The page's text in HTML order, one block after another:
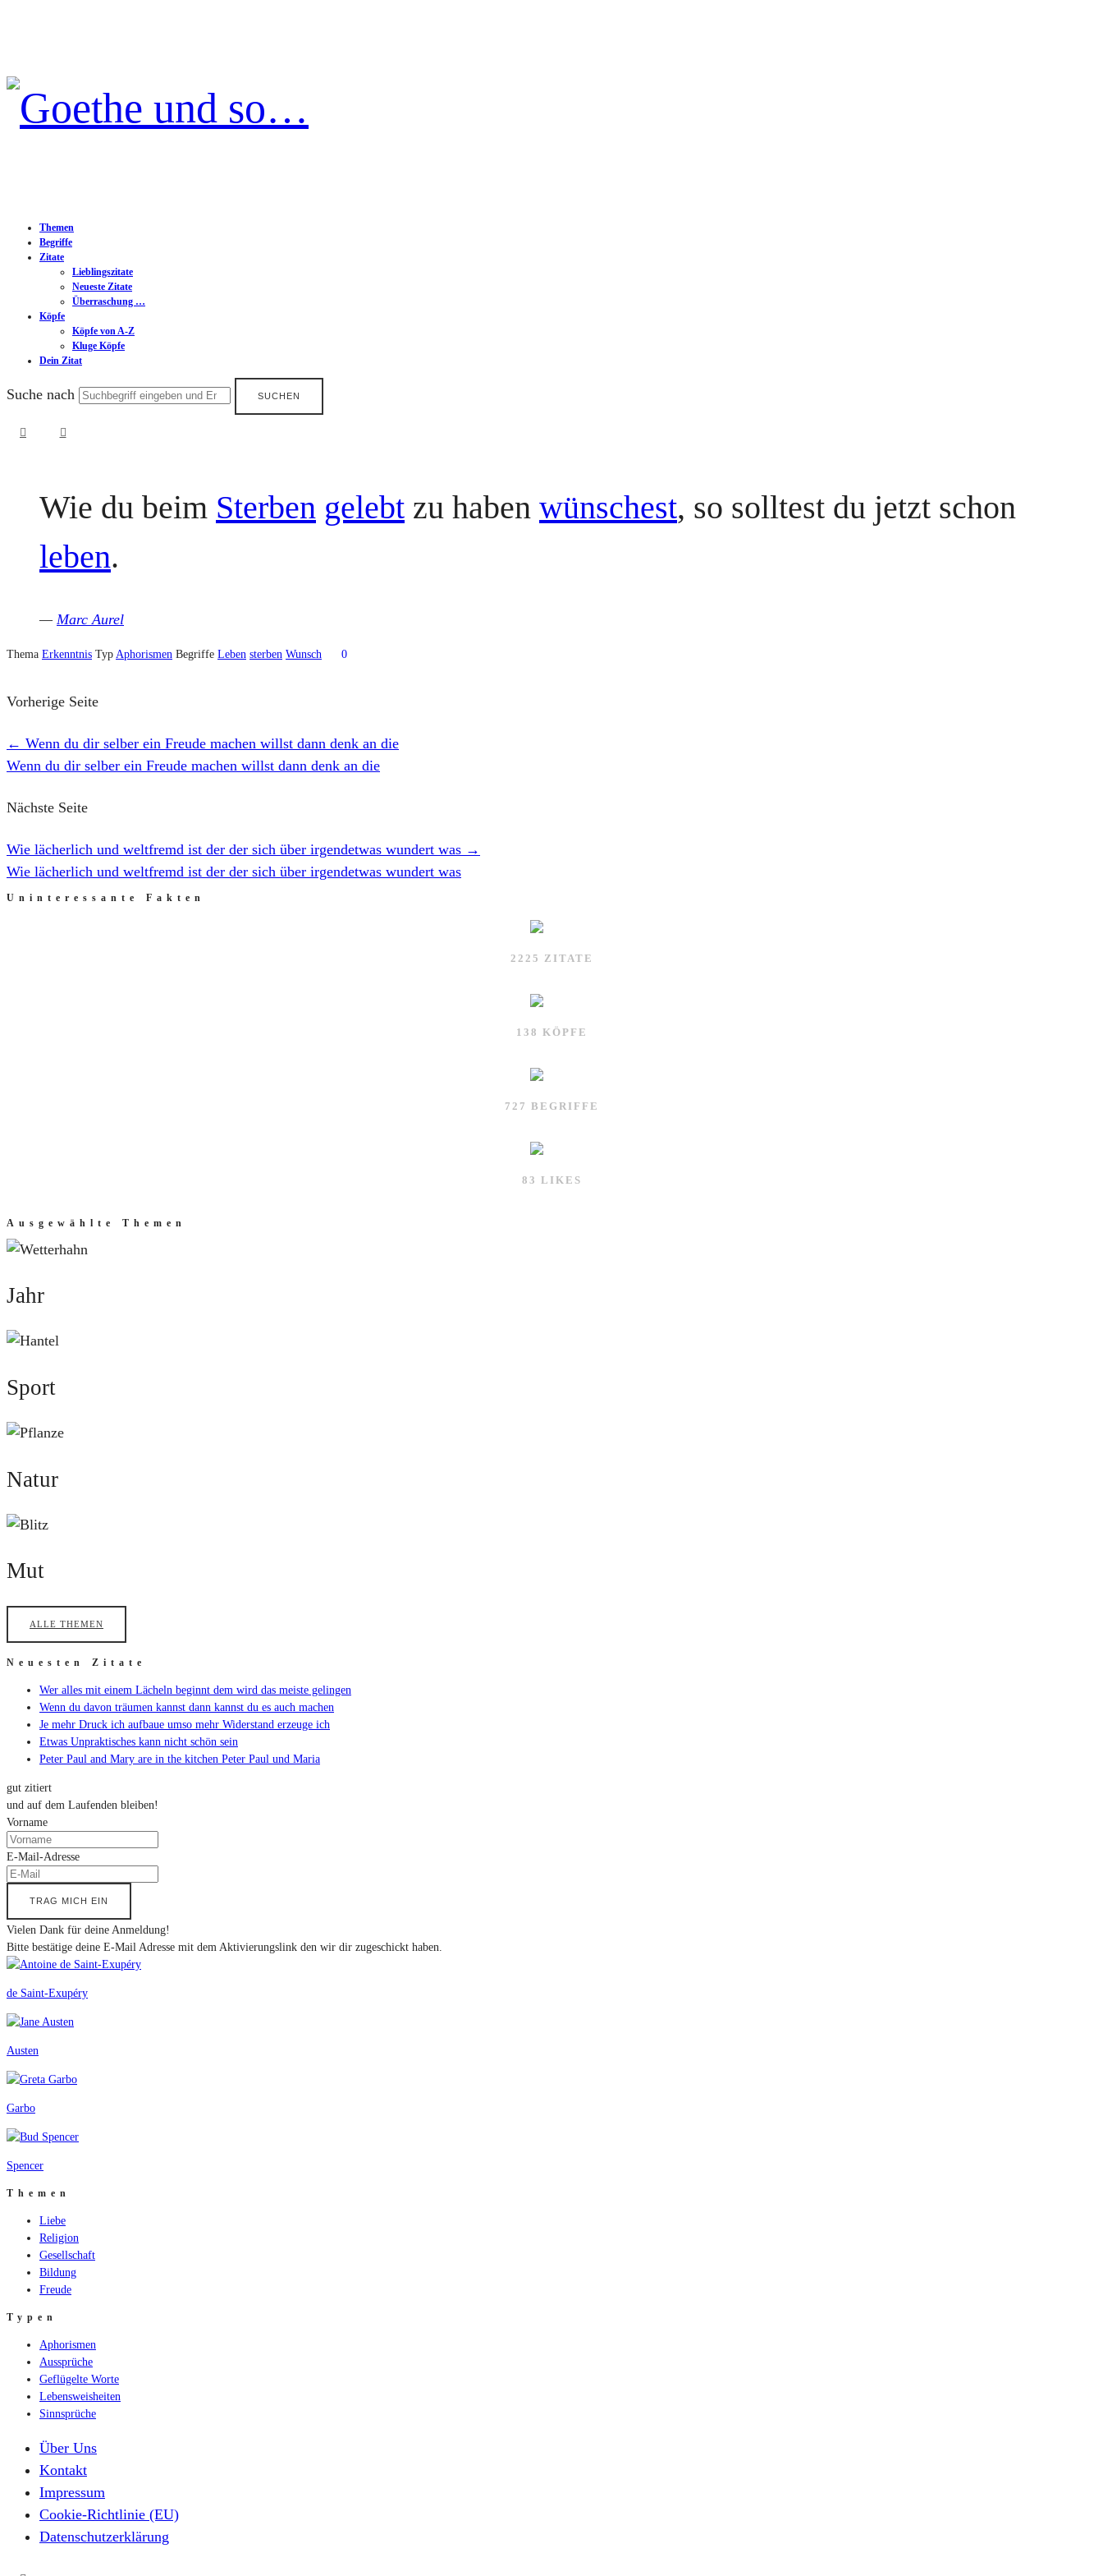
Goethe
so…
Themen
Begriffe
Zitate
Lieblingszitate
Neueste Zitate
Überraschung …
Köpfe
Köpfe von A-Z
Kluge Köpfe
Dein Zitat
Suche nach
Wie du beim Sterben gelebt zu haben wünschest, so solltest du jetzt schon
leben.
— Marc Aurel
Thema Erkenntnis Typ Aphorismen Begriffe Leben sterben Wunsch 0
Vorherige Seite
← Wenn du dir selber ein Freude machen willst dann denk an die
Wenn du dir selber ein Freude machen willst dann denk an die
Nächste Seite
Wie lächerlich und weltfremd ist der der sich über irgendetwas wundert was →
Wie lächerlich und weltfremd ist der der sich über irgendetwas wundert was
Uninteressante Fakten
2225 ZITATE
138 KÖPFE
727 BEGRIFFE
83 LIKES
Ausgewählte Themen
Jahr
Jahr
Sport
Sport
Natur
Natur
Mut
Mut
ALLE THEMEN
Neuesten Zitate
Wer alles mit einem Lächeln beginnt dem wird das meiste gelingen
Wenn du davon träumen kannst dann kannst du es auch machen
Je mehr Druck ich aufbaue umso mehr Widerstand erzeuge ich
Etwas Unpraktisches kann nicht schön sein
Peter Paul and Mary are in the kitchen Peter Paul und Maria
gut zitiert
und auf dem Laufenden bleiben!
Vorname
E-Mail-Adresse
TRAG MICH EIN
Vielen Dank für deine Anmeldung!
Bitte bestätige deine E-Mail Adresse mit dem Aktivierungslink den wir dir zugeschickt haben.
de Saint-Exupéry
Austen
Garbo
Spencer
Themen
Liebe
Religion
Gesellschaft
Bildung
Freude
Typen
Aphorismen
Aussprüche
Geflügelte Worte
Lebensweisheiten
Sinnsprüche
Über Uns
Kontakt
Impressum
Cookie-Richtlinie (EU)
Datenschutzerklärung